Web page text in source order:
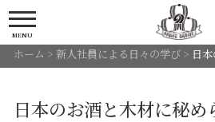
MENU
ホーム > 新人社員による日々の学び> 日
日本のお酒と木材に秘め